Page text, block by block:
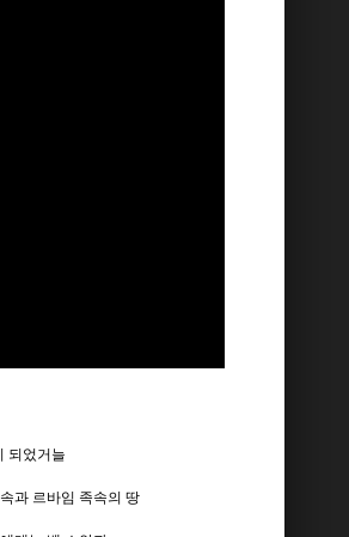
되었거늘
과 르바임 족속의 땅